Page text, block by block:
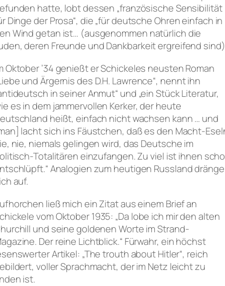
hatte, lobt dessen „französische Sensibilität
Dinge der Prosa“, die „für deutsche Ohren einfach in
Wind getan ist… (ausgenommen natürlich die
deren Freunde und Dankbarkeit ergreifend
Oktober ’34 genießt er Schickeles neusten Roman
und Ärgernis des D.H. Lawrence“, nennt ihn
in seiner Anmut“ und „ein Stück Literatur,
es in dem jammervollen Kerker, der heute
heißt, einfach nicht wachsen kann … und
lacht sich ins Fäustchen, daß es den Macht-
nie, niemals gelingen wird, das Deutsche im
Totalitären einzufangen. Zu viel ist ihnen
Analogien zum heutigen Russland
auf.
ließ mich ein Zitat aus einem Brief an
vom Oktober 1935: „Da lobe ich mir den alten
und seine goldenen Worte im Strand-
Der reine Lichtblick.“ Fürwahr, ein höchst
Artikel: „The trouth about Hitler“, reich
voller Sprachmacht, der im Netz leicht zu
ist.